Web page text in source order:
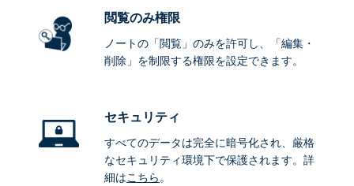
閲覧のみ権限
ノートの「閲覧」のみを許可し、「編集・
削除」を制限する権限を設定できます。
セキュリティ
すべてのデータは完全に暗号化され、厳格
なセキュリティ環境下で保護されます。詳
細はこちら。